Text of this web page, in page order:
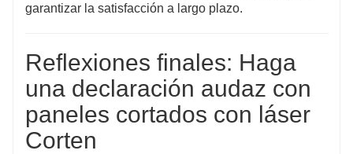
garantizar la satisfacción a largo plazo.
Reflexiones finales: Haga
una declaración audaz con
paneles cortados con láser
Corten